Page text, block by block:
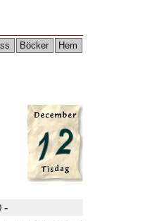
Böcker Hem
-